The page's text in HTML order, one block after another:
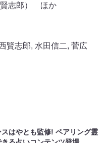
賢志郎） ほか
賢志郎, 水田信二, 菅広
スはやとも監修! ペアリング霊